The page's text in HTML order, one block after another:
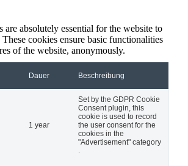
are absolutely essential for the website to
cookies ensure basic functionalities
of the website, anonymously.
Dauer Beschreibung
1 year
Set by the GDPR Cookie
Consent plugin, this
cookie is used to record
the user consent for the
cookies in the
"Advertisement" category
.